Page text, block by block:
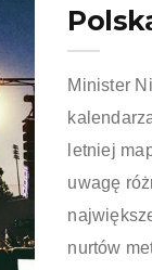
Minister
letniej
uwagę
nurtów